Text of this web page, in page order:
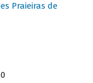
Praieiras de